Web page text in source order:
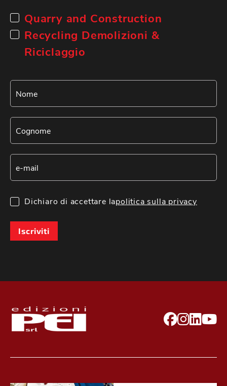
Quarry and Construction
Recycling Demolizioni &
Riciclaggio
Dichiaro di accettare lapolitica sulla privacy
Iscriviti